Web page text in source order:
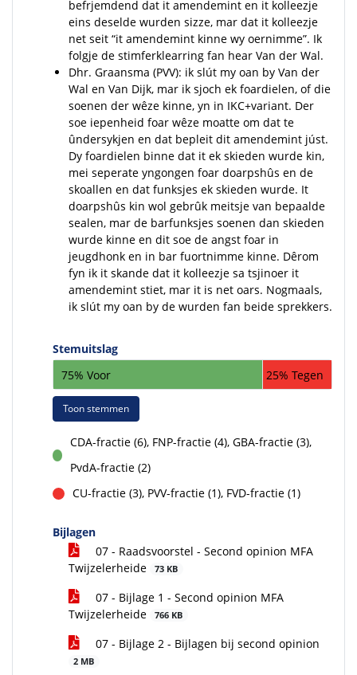
befrjemdend dat it amendemint en it kolleezje
eins deselde wurden sizze, mar dat it kolleezje
net seit “it amendemint kinne wy oernimme”. Ik
folgje de stimferklearring fan hear Van der Wal.
Dhr. Graansma (PVV): ik slút my oan by Van der
Wal en Van Dijk, mar ik sjoch ek foardielen, of die
soenen der wêze kinne, yn in IKC+variant. Der
soe iepenheid foar wêze moatte om dat te
ûndersykjen en dat bepleit dit amendemint júst.
Dy foardielen binne dat it ek skieden wurde kin,
mei seperate yngongen foar doarpshûs en de
skoallen en dat funksjes ek skieden wurde. It
doarpshûs kin wol gebrûk meitsje van bepaalde
sealen, mar de barfunksjes soenen dan skieden
wurde kinne en dit soe de angst foar in
jeugdhonk en in bar fuortnimme kinne. Dêrom
fyn ik it skande dat it kolleezje sa tsjinoer it
amendemint stiet, mar it is net oars. Nogmaals,
ik slút my oan by de wurden fan beide sprekkers.
Stemuitslag
75% Voor
25% Tegen
Toon stemmen
voor
CDA-fractie (6), FNP-fractie (4), GBA-fractie (3),
PvdA-fractie (2)
tegen
CU-fractie (3), PVV-fractie (1), FVD-fractie (1)
Bijlagen
07 - Raadsvoorstel - Second opinion MFA
Twijzelerheide
73 KB
07 - Bijlage 1 - Second opinion MFA
Twijzelerheide
766 KB
07 - Bijlage 2 - Bijlagen bij second opinion
2 MB